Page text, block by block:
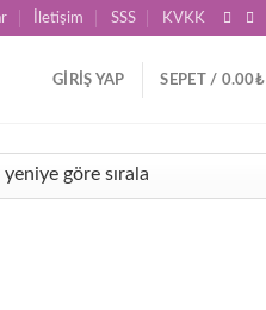
İletişim SSS KVKK
GIRIŞ YAP SEPET / 0.00₺